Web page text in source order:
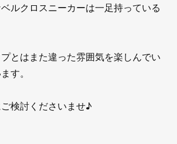
ルクロスニーカーは一足持っている
とはまた違った雰囲気を楽しんでい
す。
検討くださいませ♪